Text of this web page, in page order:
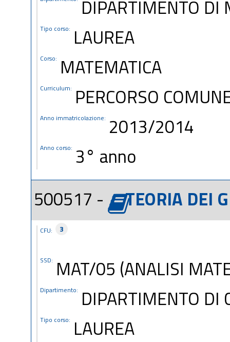
DIPARTIMENTO DI
Tipo corso: LAUREA
Corso: MATEMATICA
Curriculum: PERCORSO
Anno immatricolazione: 2013/2014
Anno corso: 3° anno
500517 -
TEORIA DEI
CFU: 3
SSD: MAT/05 (ANALISI
Dipartimento: DIPARTIMENTO DI
Tipo corso: LAUREA